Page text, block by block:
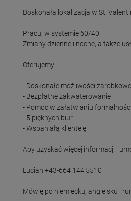
Doskonała lokalizacja w St.
Pracuj w systemie 60/40
Zmiany dzienne i nocne, a także
Oferujemy:
- Doskonałe możliwości zarobkowe
- Bezpłatne zakwaterowanie
- Pomoc w załatwianiu
- 5 pięknych biur
- Wspaniałą klientelę
Aby uzyskać więcej informacji i
Lucian +43-664 144 5510
Mówię po niemiecku, angielsku i